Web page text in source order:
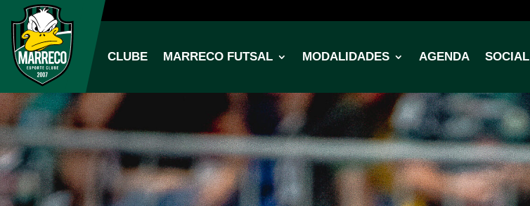
CLUBE MARRECO FUTSAL MODALIDADES AGENDA SOCIAL